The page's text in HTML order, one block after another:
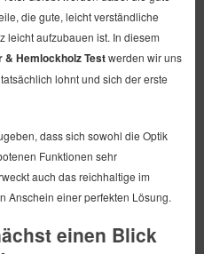
die gute, leicht verständliche
leicht aufzubauen ist. In diesem
Hemlockholz Testwerden wir uns
lohnt und sich der erste
dass sich sowohl die Optik
Funktionen sehr
auch das reichhaltige im
Anschein einer perfekten Lösung.
einen Blick